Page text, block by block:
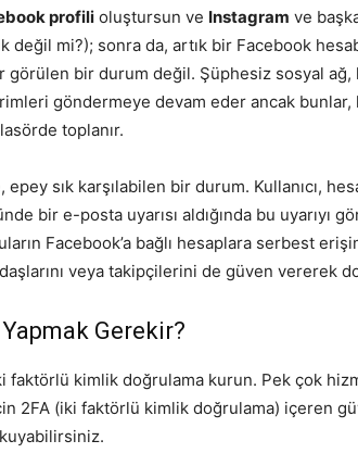
profili oluştursun ve Instagram ve
değil mi?); sonra da, artık bir Facebook
görülen bir durum değil. Şüphesiz sosyal ağ,
göndermeye devam eder ancak bunlar,
toplanır.
epey sık karşılabilen bir durum. Kullanıcı,
bir e-posta uyarısı aldığında bu uyarıyı
Facebook’a bağlı hesaplara serbest
veya takipçilerini de güven vererek
Gerekir?
faktörlü kimlik doğrulama kurun. Pek çok
2FA (iki faktörlü kimlik doğrulama) içeren